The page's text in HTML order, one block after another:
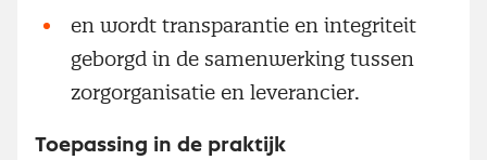
en wordt transparantie en integriteit
geborgd in de samenwerking tussen
zorgorganisatie en leverancier.
Toepassing in de praktijk